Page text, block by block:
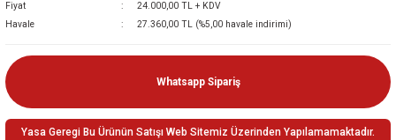
Fiyat
24.000,00 TL + KDV
Havale
27.360,00 TL (%5,00 havale indirimi)
Whatsapp Sipariş
Yasa Geregi Bu Ürünün Satışı Web Sitemiz Üzerinden Yapılamamaktadır.